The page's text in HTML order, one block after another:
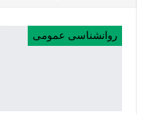
روانشناسی عمومی